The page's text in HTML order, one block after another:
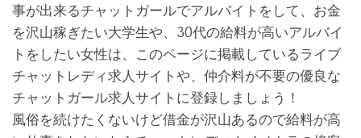
事が出来るチャットガールでアルバイトをして、お金
を沢山稼ぎたい大学生や、30代の給料が高いアルバイ
トをしたい女性は、このページに掲載しているライブ
チャットレディ求人サイトや、仲介料が不要の優良な
チャットガール求人サイトに登録しましょう！
風俗を続けたくないけど借金が沢山あるので給料が高